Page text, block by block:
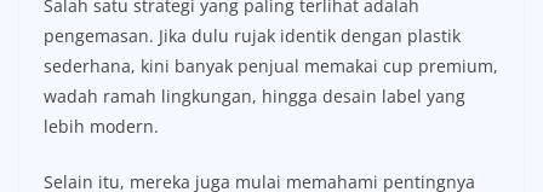
Salah satu strategi yang paling terlihat adalah
pengemasan. Jika dulu rujak identik dengan plastik
sederhana, kini banyak penjual memakai cup premium,
wadah ramah lingkungan, hingga desain label yang
lebih modern.
Selain itu, mereka juga mulai memahami pentingnya